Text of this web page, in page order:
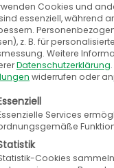
über die
Cookies und
essenziell, während
z. B. für
Weitere
Datenschutzerklärung.
widerrufen oder
eine Liste
Services
Cookies